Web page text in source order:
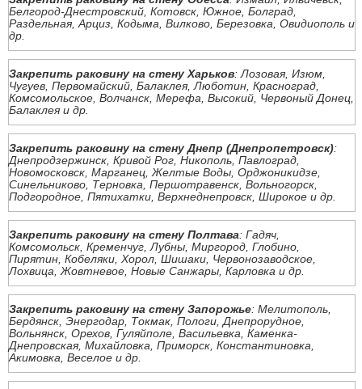
Белгород-Днестровский, Котовск, Южное, Болград,
Раздельная, Арциз, Кодыма, Вилково, Березовка, Овидиополь и
др.
Закрепить раковину на стену Харьков: Лозовая, Изюм,
Чугуев, Первомайский, Балаклея, Люботин, Красноград,
Комсомольское, Волчанск, Мерефа, Высокий, Червоный Донец,
Балаклея и др.
Закрепить раковину на стену Днепр (Днепропетровск):
Днепродзержинск, Кривой Рог, Никополь, Павлоград,
Новомосковск, Марганец, Желтые Воды, Орджоникидзе,
Синельниково, Терновка, Першотравенск, Вольногорск,
Подгородное, Пятихатки, Верхнеднепровск, Широкое и др.
Закрепить раковину на стену Полтава: Гадяч,
Комсомольск, Кременчуг, Лубны, Миргород, Глобино,
Пирятин, Кобеляки, Хорол, Шишаки, Червонозаводское,
Лохвица, Жовтневое, Новые Санжары, Карловка и др.
Закрепить раковину на стену Запорожье: Мелитополь,
Бердянск, Энергодар, Токмак, Пологи, Днепрорудное,
Вольнянск, Орехов, Гуляйполе, Васильевка, Каменка-
Днепровская, Михайловка, Приморск, Константиновка,
Акимовка, Веселое и др.